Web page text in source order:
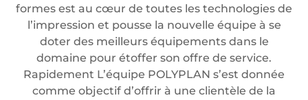
formes est au cœur de toutes les technologies de
l’impression et pousse la nouvelle équipe à se
doter des meilleurs équipements dans le
domaine pour étoffer son offre de service.
Rapidement L’équipe POLYPLAN s’est donnée
comme objectif d’offrir à une clientèle de la